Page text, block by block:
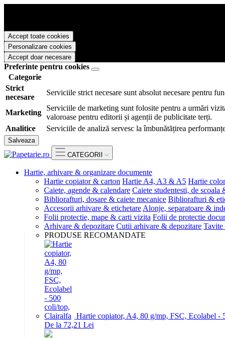
Accept toate cookies
Personalizare cookies
Accept doar necesare
Preferinte pentru cookies
Categorie
Strict
necesare
Serviciile strict necesare sunt absolut necesare pentru
Marketing
Serviciile de marketing sunt folosite pentru a urmări
valoroase pentru editorii și agenții de publicitate terți.
Analitice
Serviciile de analiză servesc la îmbunătățirea
Salveaza
CATEGORII
Hartie, arhivare & organizare documente
Hartie copiator & carton Hartie A4, A3 & A5 Hartie
Caiete, agende & calendare Caiete studentesti, de scoala
Bibliorafturi, dosare & caiete mecanice Bibliorafturi &
Accesorii arhivare & etichetare Alonje, separatoare &
Folii protectie, mape & carti vizita Folii de protectie
Arhivare & depozitare Cutii arhivare & depozitare Tavite
PRODUSE RECOMANDATE
Hartie copiator, A4, 80 g/mp, FSC, Ecolabel -
De la 72,21 Lei